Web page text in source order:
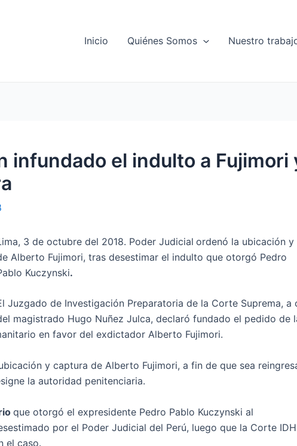
Inicio Quiénes Somos Nuestro
infundado el indulto a Fujimori
3 de octubre del 2018. Poder Judicial ordenó la ubicación y
Alberto Fujimori, tras desestimar el indulto que otorgó Pedro
Kuczynski.
Juzgado de Investigación Preparatoria de la Corte Suprema, a
magistrado Hugo Nuñez Julca, declaró fundado el pedido de
en favor del exdictador Alberto Fujimori.
y captura de Alberto Fujimori, a fin de que sea
la autoridad penitenciaria.
que otorgó el expresidente Pedro Pablo Kuczynski al
por el Poder Judicial del Perú, luego que la Corte
el caso.